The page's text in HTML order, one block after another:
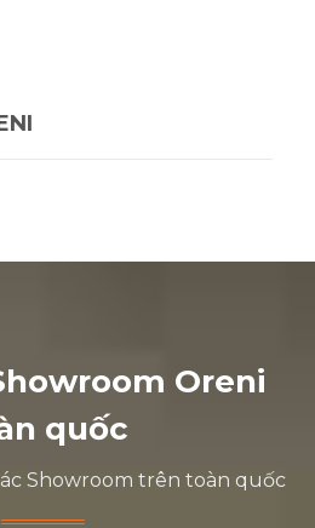
Oreni
quốc
Showroom trên toàn quốc